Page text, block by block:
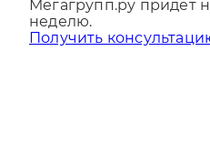
неделю.
Получить консультацию